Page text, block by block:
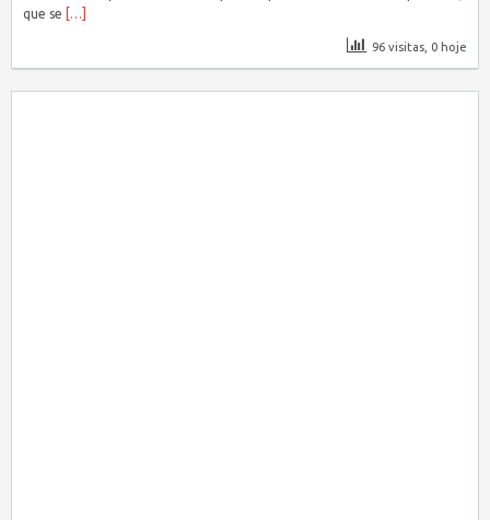
que se
[…]
96 visitas, 0 hoje